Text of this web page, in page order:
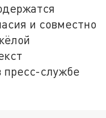
и совместно
пресс-службе